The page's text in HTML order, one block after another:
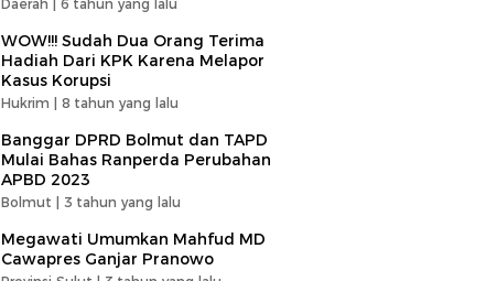
Daerah | 6 tahun yang lalu
WOW!!! Sudah Dua Orang Terima
Hadiah Dari KPK Karena Melapor
Kasus Korupsi
Hukrim | 8 tahun yang lalu
Banggar DPRD Bolmut dan TAPD
Mulai Bahas Ranperda Perubahan
APBD 2023
Bolmut | 3 tahun yang lalu
Megawati Umumkan Mahfud MD
Cawapres Ganjar Pranowo